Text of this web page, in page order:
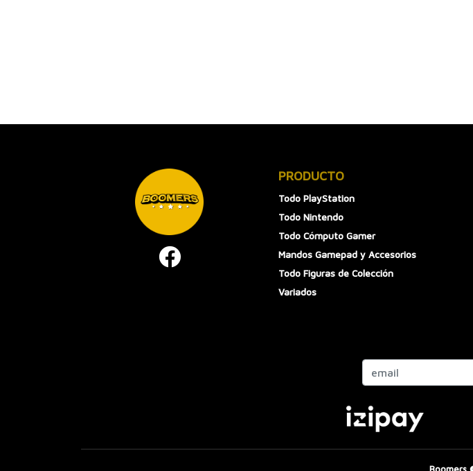
PRODUCTO
Todo PlayStation
Todo Nintendo
Todo Cómputo Gamer
Mandos Gamepad y Accesorios
Todo Figuras de Colección
Variados